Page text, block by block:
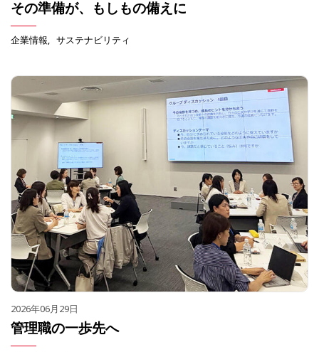
その準備が、もしもの備えに
企業情報 サステナビリティ
2026年06月29日
管理職の一歩先へ